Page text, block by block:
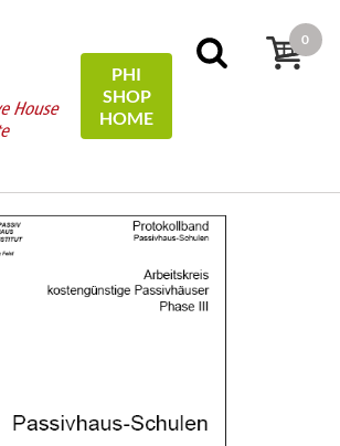
PHI
SHOP
HOME
0
33 - Passivhaus-Schulen